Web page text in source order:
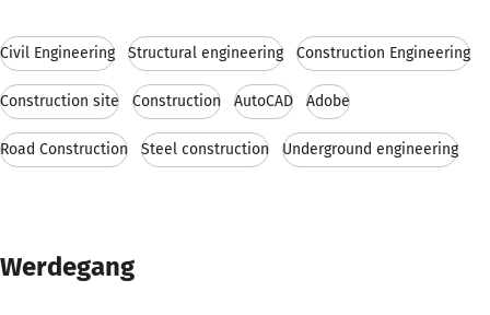
Civil Engineering Structural engineering Construction Engineering
Construction site Construction AutoCAD Adobe
Road Construction Steel construction Underground engineering
Werdegang